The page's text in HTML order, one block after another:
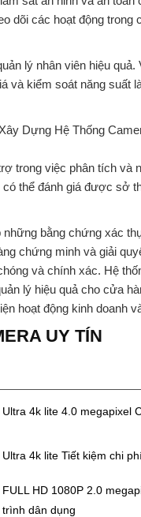
dõi các hoạt động
lý nhân viên hiệu
và kiểm soát năng suất
Dựng Hệ Thống
trong việc phân tích và
thể đánh giá được sở
bằng chứng xác
chứng minh và giải
và chính xác. Hệ
lý hiệu quả cho cửa
hoạt động kinh doanh
UY TÍN
Ultra 4k lite 4.0 megapixel
Ultra 4k lite Tiết kiệm chi
FULL HD 1080P 2.0
trình dân dụng